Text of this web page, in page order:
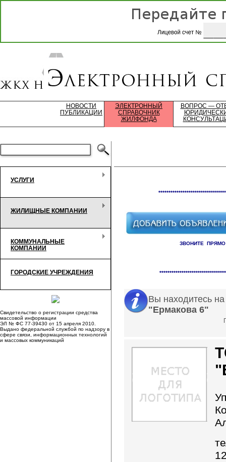
НОВОСТИ
ПУБЛИКАЦИИ
ЭЛЕКТРОННЫЙ
СПРАВОЧНИК
ЖИЛФОНДА
ВОПРОС —
УСЛУГИ
ЖИЛИЩНЫЕ КОМПАНИИ
КОММУНАЛЬНЫЕ
КОМПАНИИ
ГОРОДСКИЕ УЧРЕЖДЕНИЯ
Свидетельство о регистрации средства
массовой информации
ЭЛ № ФС 77-39430 от 15 апреля 2010.
Выдано федеральной службой по надзору в
сфере связи, информационных технологий
и массовых коммуникаций
ЗВОНИТЕ
Справочник
Вы находитесь
"Ермакова 6"